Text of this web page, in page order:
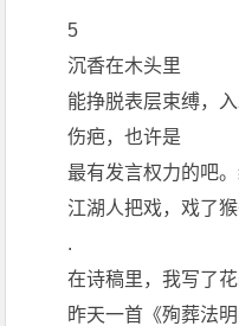
5
沉香在木头里
能挣脱表层束缚，入
伤疤，也许是
最有发言权力的吧。
江湖人把戏，戏了猴
.
在诗稿里，我写了花
昨天一首《殉葬法明